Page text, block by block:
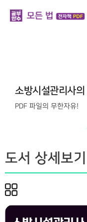
소방시설관리사의
PDF 파일의 무한자유!
도서 상세보기